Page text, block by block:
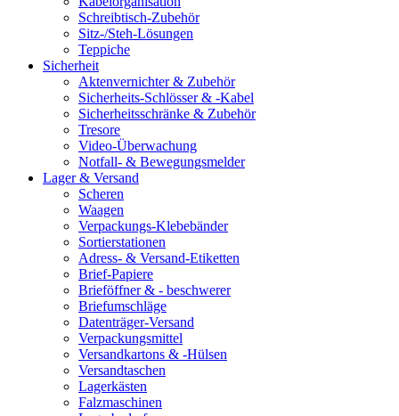
Schreibtisch-Zubehör
Sitz-/Steh-Lösungen
Teppiche
Sicherheit
Aktenvernichter & Zubehör
Sicherheits-Schlösser & -Kabel
Sicherheitsschränke & Zubehör
Tresore
Video-Überwachung
Notfall- & Bewegungsmelder
Lager & Versand
Scheren
Waagen
Verpackungs-Klebebänder
Sortierstationen
Adress- & Versand-Etiketten
Brief-Papiere
Brieföffner & - beschwerer
Briefumschläge
Datenträger-Versand
Verpackungsmittel
Versandkartons & -Hülsen
Versandtaschen
Lagerkästen
Falzmaschinen